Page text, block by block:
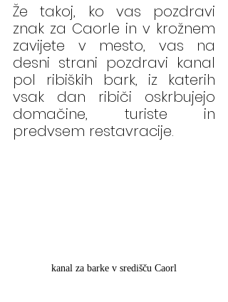
Že takoj, ko vas pozdravi
znak za Caorle in v krožnem
zavijete v mesto, vas na
desni strani pozdravi kanal
pol ribiških bark, iz katerih
vsak dan ribiči oskrbujejo
domačine, turiste in
predvsem restavracije.
kanal za barke v središču Caorl